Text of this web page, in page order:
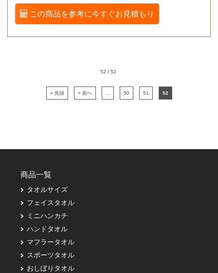
この商品を参考に今すぐお見積もり
52 / 52
« 先頭 < 前へ 50 51 52
商品一覧
タオルサイズ
フェイスタオル
ミニハンカチ
ハンドタオル
マフラータオル
スポーツタオル
おしぼりタオル